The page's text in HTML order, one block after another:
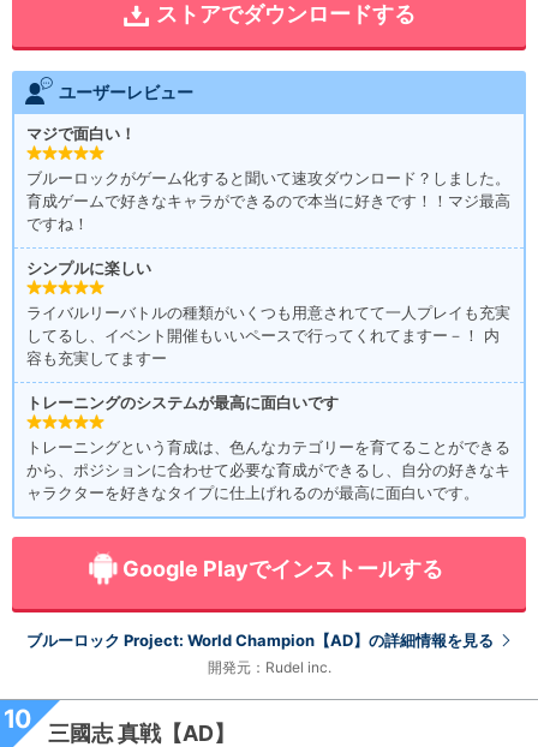
ストアでダウンロードする
ユーザーレビュー
マジで面白い！
ブルーロックがゲーム化すると聞いて速攻ダウンロード？しました。
育成ゲームで好きなキャラができるので本当に好きです！！マジ最高
ですね！
シンプルに楽しい
ライバルリーバトルの種類がいくつも用意されてて一人プレイも充実
してるし、イベント開催もいいペースで行ってくれてますー－！ 内
容も充実してますー
トレーニングのシステムが最高に面白いです
トレーニングという育成は、色んなカテゴリーを育てることができる
から、ポジションに合わせて必要な育成ができるし、自分の好きなキ
ャラクターを好きなタイプに仕上げれるのが最高に面白いです。
Google Playでインストールする
ブルーロック Project: World Champion【AD】の詳細情報を見る
開発元：Rudel inc.
10 三國志 真戦【AD】